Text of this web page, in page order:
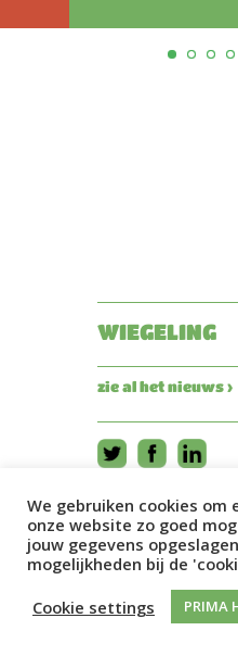
WIEGELING
zie al het nieuws ›
We gebruiken cookies om
onze website zo goed
jouw gegevens
mogelijkheden bij de
Cookie settings
PRIMA